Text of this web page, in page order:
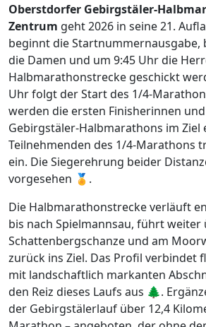
Oberstdorfer Gebirgstäler-
Zentrum geht 2026 in seine 21.
beginnt die Startnummernausgabe,
die Damen und um 9:45 Uhr die
Halbmarathonstrecke geschickt
Uhr folgt der Start des 1/4-
werden die ersten Finisherinnen
Gebirgstäler-Halbmarathons im Ziel
Teilnehmenden des 1/4-Marathons
ein. Die Siegerehrung beider
vorgesehen 🏅.
Die Halbmarathonstrecke verläuft
bis nach Spielmannsau, führt weiter
Schattenbergschanze und am
zurück ins Ziel. Das Profil verbindet
mit landschaftlich markanten
den Reiz dieses Laufs aus 🌲.
der Gebirgstälerlauf über 12,4